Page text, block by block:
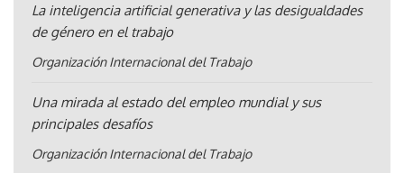
La inteligencia artificial generativa y las desigualdades
de género en el trabajo
Organización Internacional del Trabajo
Una mirada al estado del empleo mundial y sus
principales desafíos
Organización Internacional del Trabajo